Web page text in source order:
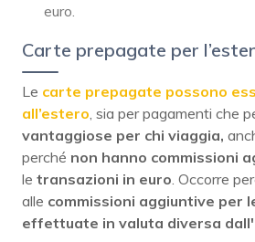
euro.
Carte prepagate per
Le carte prepagate possono
all’estero , sia per pagamenti che
vantaggiose per chi viaggia,
perché non hanno commissioni
le transazioni in euro . Occorre
alle commissioni aggiuntive per
effettuate in valuta diversa